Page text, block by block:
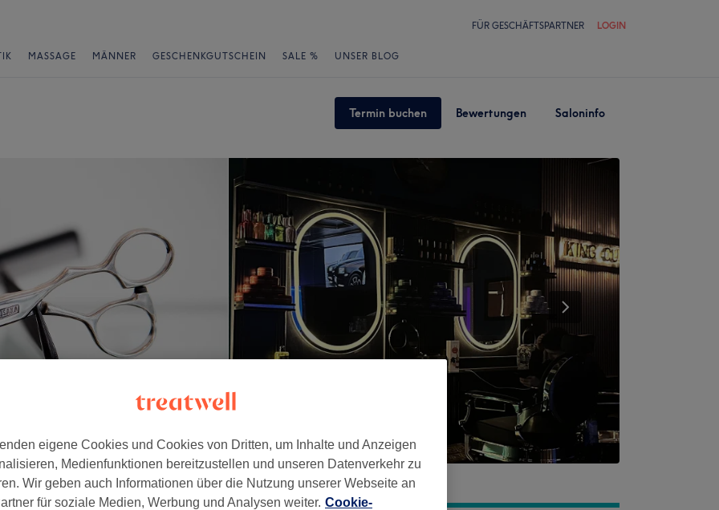
FÜR GESCHÄFTSPARTNER LOGIN
MASSAGE MÄNNER GESCHENKGUTSCHEIN SALE % UNSER BLOG
Termin buchen Bewertungen Saloninfo
, 04109
eigene Cookies und Cookies von Dritten, um Inhalte und Anzeigen
Medienfunktionen bereitzustellen und unseren Datenverkehr zu
Wir geben auch Informationen über die Nutzung unserer Webseite an
für soziale Medien, Werbung und Analysen weiter. Cookie-